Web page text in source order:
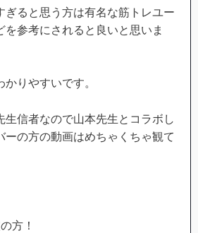
ぎると思う方は有名な筋トレユー
を参考にされると良いと思いま
りやすいです。
生信者なので山本先生とコラボし
ーの方の動画はめちゃくちゃ観て
方！